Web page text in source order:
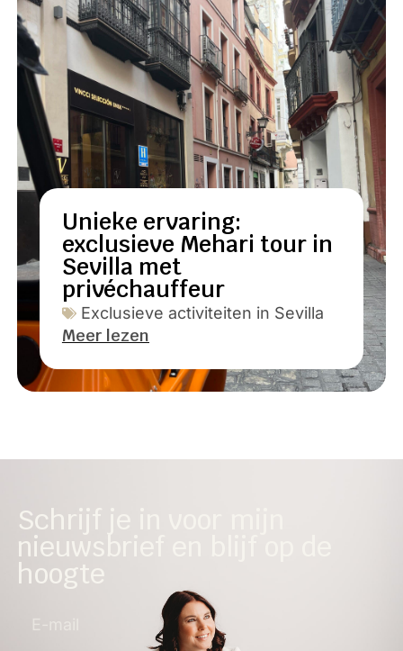
Unieke ervaring:
exclusieve Mehari tour in
Sevilla met
privéchauffeur
Exclusieve activiteiten in Sevilla
Meer lezen
Schrijf je in voor mijn
nieuwsbrief en blijf op de
hoogte